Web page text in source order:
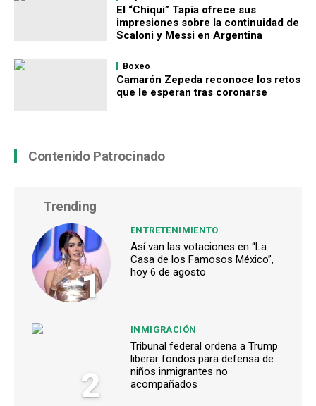
El “Chiqui” Tapia ofrece sus
impresiones sobre la continuidad de
Scaloni y Messi en Argentina
Boxeo
Camarón Zepeda reconoce los retos
que le esperan tras coronarse
Contenido Patrocinado
Trending
1
ENTRETENIMIENTO
Así van las votaciones en “La
Casa de los Famosos México”,
hoy 6 de agosto
2
INMIGRACIÓN
Tribunal federal ordena a Trump
liberar fondos para defensa de
niños inmigrantes no
acompañados